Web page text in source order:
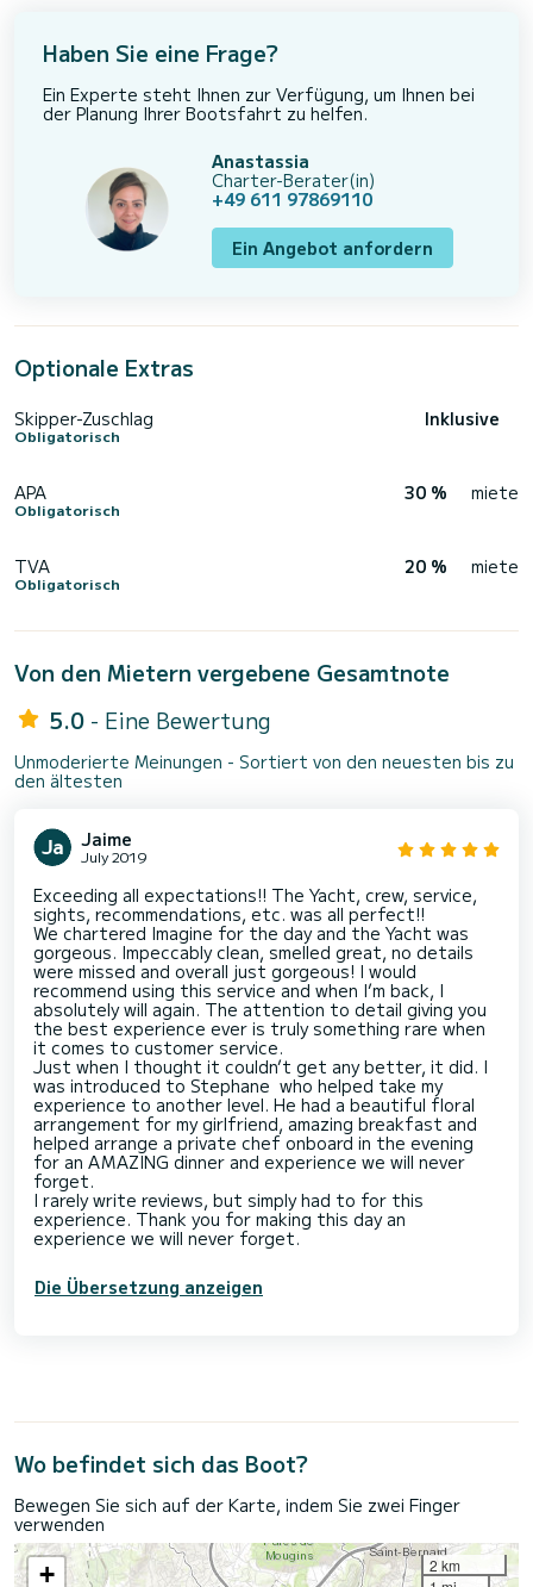
Haben Sie eine Frage?
Ein Experte steht Ihnen zur Verfügung, um Ihnen bei
der Planung Ihrer Bootsfahrt zu helfen.
Anastassia
Charter-Berater(in)
+49 611 97869110
Ein Angebot anfordern
Optionale Extras
Skipper-Zuschlag
Obligatorisch
Inklusive
APA
Obligatorisch
30 % miete
TVA
Obligatorisch
20 % miete
Von den Mietern vergebene Gesamtnote
5.0 - Eine Bewertung
Unmoderierte Meinungen - Sortiert von den neuesten bis zu
den ältesten
Jaime
July 2019
Exceeding all expectations!! The Yacht, crew, service,
sights, recommendations, etc. was all perfect!!
We chartered Imagine for the day and the Yacht was
gorgeous. Impeccably clean, smelled great, no details
were missed and overall just gorgeous! I would
recommend using this service and when I’m back, I
absolutely will again. The attention to detail giving you
the best experience ever is truly something rare when
it comes to customer service.
Just when I thought it couldn’t get any better, it did. I
was introduced to Stephane who helped take my
experience to another level. He had a beautiful floral
arrangement for my girlfriend, amazing breakfast and
helped arrange a private chef onboard in the evening
for an AMAZING dinner and experience we will never
forget.
I rarely write reviews, but simply had to for this
experience. Thank you for making this day an
Die Übersetzung anzeigen
Wo befindet sich das Boot?
Bewegen Sie sich auf der Karte, indem Sie zwei Finger
verwenden
+
2 km